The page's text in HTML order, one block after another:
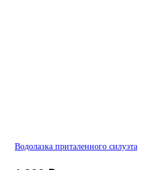
Водолазка приталенного силуэта